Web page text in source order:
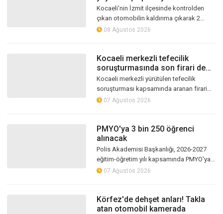
Kocaeli'nin İzmit ilçesinde kontrolden
çıkan otomobilin kaldırıma çıkarak 2
yayaya çarpması sonucu 2 kişi yaralandı.
08 Ağustos 2026
Kocaeli merkezli tefecilik
soruşturmasında son firari de
yakalandı
Kocaeli merkezli yürütülen tefecilik
soruşturması kapsamında aranan firari
şüphelilerden Recep Yaşar, polis
07 Ağustos 2026
PMYO'ya 3 bin 250 öğrenci
alınacak
Polis Akademisi Başkanlığı, 2026-2027
eğitim-öğretim yılı kapsamında PMYO'ya
toplam 3 bin 250 öğrenci alımı yapacağını
07 Ağustos 2026
Körfez'de dehşet anları! Takla
atan otomobil kamerada